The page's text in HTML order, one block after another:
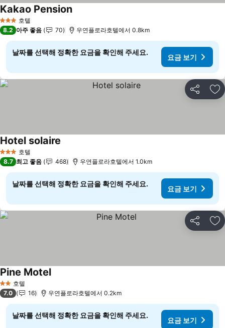
3 성급 호텔
Kakao Pension요금 보기
8.2 아주 좋음 70 우연플로라호텔에서 0.8km
날짜를 선택해 정확한 요금을 확인해 주세요.
요금 보기
공유 즐
3 성급 호텔
Hotel solaire
8.7 최고 좋음 468 우연플로라호텔에서 1.0km
날짜를 선택해 정확한 요금을 확인해 주세요.
요금 보기
공유 즐
2 성급호텔
Pine Motel요금 보기
7.0 16 우연플로라호텔에서 0.2km
날짜를 선택해 정확한 요금을 확인해 주세요.
요금 보기